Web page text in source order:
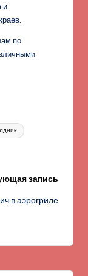
и
по
запись
в аэрогриле